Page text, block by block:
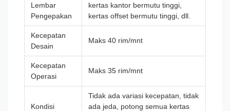
Lembar
Pengepakan
kertas kantor bermutu tinggi,
kertas offset bermutu tinggi, dll.
Kecepatan
Desain
Maks 40 rim/mnt
Kecepatan
Operasi
Maks 35 rim/mnt
Kondisi
Tidak ada variasi kecepatan, tidak
ada jeda, potong semua kertas